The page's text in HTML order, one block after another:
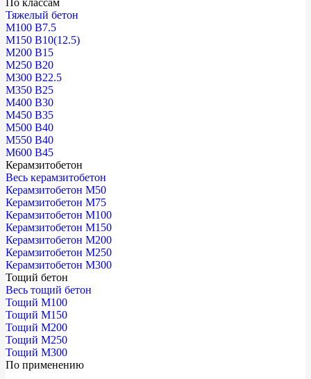
По классам
Тяжелый бетон
М100 В7.5
М150 В10(12.5)
М200 В15
М250 В20
М300 В22.5
М350 В25
М400 В30
М450 В35
М500 В40
М550 В40
М600 В45
Керамзитобетон
Весь керамзитобетон
Керамзитобетон М50
Керамзитобетон М75
Керамзитобетон М100
Керамзитобетон М150
Керамзитобетон М200
Керамзитобетон М250
Керамзитобетон М300
Тощий бетон
Весь тощий бетон
Тощий М100
Тощий М150
Тощий М200
Тощий М250
Тощий М300
По применению